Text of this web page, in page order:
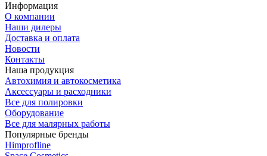
Информация
О компании
Наши дилеры
Доставка и оплата
Новости
Контакты
Наша продукция
Автохимия и автокосметика
Аксессуары и расходники
Все для полировки
Оборудование
Все для малярных работы
Популярные бренды
Himprofline